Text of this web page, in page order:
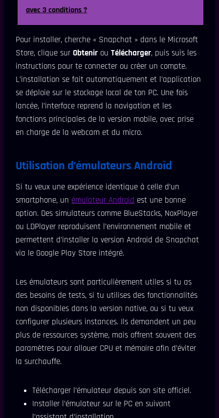
avec 3 conditions ?
Pour installer, cherche « Snapchat » dans le Microsoft
Store, clique sur Obtenir ou Télécharger, puis suis les
instructions pour te connecter ou créer un compte.
L’installation se fait automatiquement et l’application
se déploie sur le stockage local de ton PC. Une fois
lancée, l’interface reprend la navigation et les
fonctions principales de la version mobile, avec prise
en charge de la webcam et du micro.
Utilisation d’émulateurs Android
Si tu veux une expérience identique à celle d’un
smartphone, un émulateur Android est une bonne
option. Des simulateurs comme BlueStacks, NoxPlayer
ou LDPlayer reproduisent l’environnement mobile et
permettent d’installer la version Android de Snapchat
via le Google Play Store intégré.
Les émulateurs sont particulièrement utiles si tu as
des besoins de tests, si tu utilises des fonctionnalités
non disponibles dans la version native, ou si tu veux
configurer plusieurs instances. Ils demandent un peu
plus de ressources système, mais offrent souvent des
paramètres pour allouer CPU et mémoire afin d’éviter
la surchauffe.
Télécharger l’émulateur depuis son site officiel.
Installer l’émulateur sur le PC en suivant